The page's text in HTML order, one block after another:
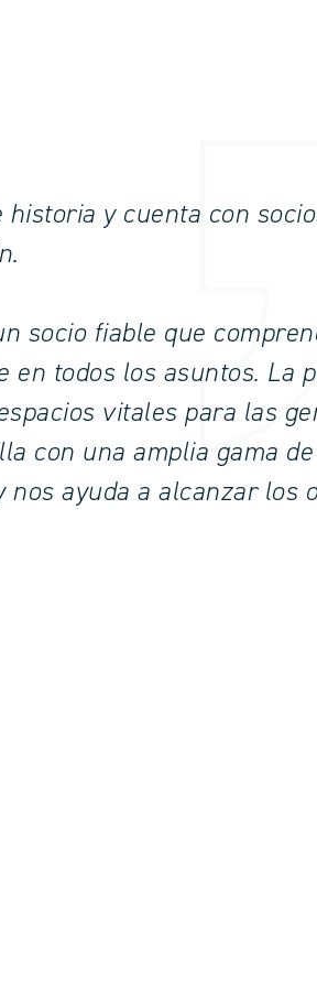
y cuenta con
socio fiable que
en todos los asuntos. La
vitales para las
con una amplia gama
ayuda a alcanzar los